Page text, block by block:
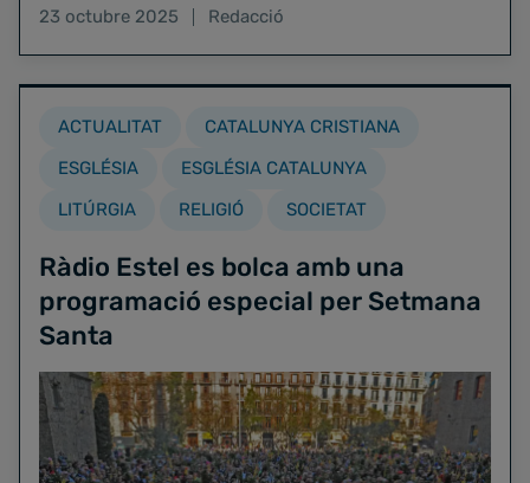
23 octubre 2025
Redacció
ACTUALITAT
CATALUNYA CRISTIANA
ESGLÉSIA
ESGLÉSIA CATALUNYA
LITÚRGIA
RELIGIÓ SOCIETAT
Ràdio Estel es bolca amb una
programació especial per Setmana
Santa